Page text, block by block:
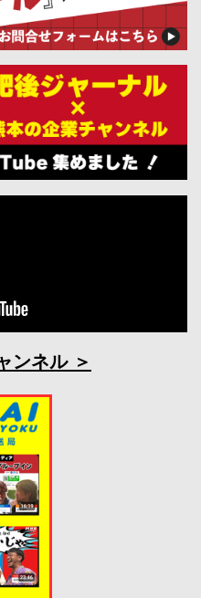
ンネル